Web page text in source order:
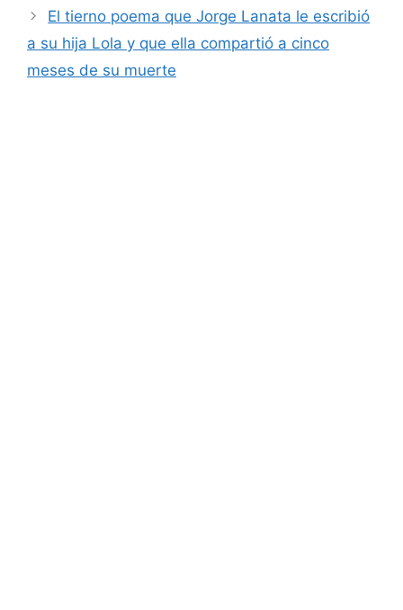
El tierno poema que Jorge Lanata le escribió
a su hija Lola y que ella compartió a cinco
meses de su muerte